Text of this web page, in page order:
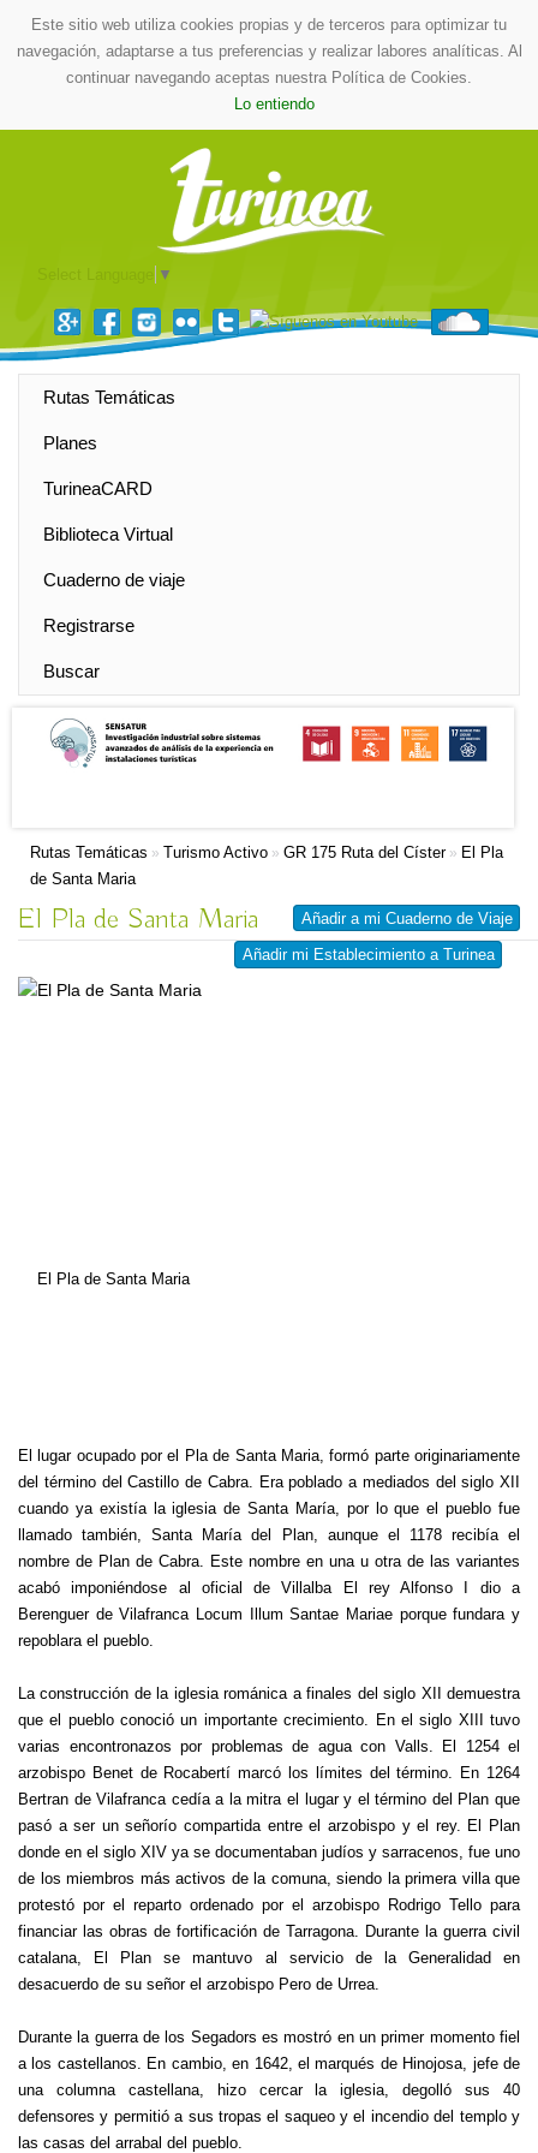
Este sitio web utiliza cookies propias y de terceros para optimizar tu
navegación, adaptarse a tus preferencias y realizar labores analíticas. Al
continuar navegando aceptas nuestra Política de Cookies.
Lo entiendo
▼
Rutas Temáticas
Planes
TurineaCARD
Biblioteca Virtual
Cuaderno de viaje
Registrarse
Buscar
Rutas Temáticas » Turismo Activo » GR 175 Ruta del Císter» El Pla
de Santa Maria
Añadir a mi Cuaderno de Viaje
Añadir mi Establecimiento a Turinea
El Pla de Santa Maria
El Pla de Santa Maria
El lugar ocupado por el Pla de Santa Maria, formó parte originariamente
del término del Castillo de Cabra. Era poblado a mediados del siglo XII
cuando ya existía la iglesia de Santa María, por lo que el pueblo fue
llamado también, Santa María del Plan, aunque el 1178 recibía el
nombre de Plan de Cabra. Este nombre en una u otra de las variantes
acabó imponiéndose al oficial de Villalba El rey Alfonso I dio a
Berenguer de Vilafranca Locum Illum Santae Mariae porque fundara y
repoblara el pueblo.
La construcción de la iglesia románica a finales del siglo XII demuestra
que el pueblo conoció un importante crecimiento. En el siglo XIII tuvo
varias encontronazos por problemas de agua con Valls.
El 1254 el
arzobispo Benet de Rocabertí marcó los límites del término. En 1264
Bertran de Vilafranca cedía a la mitra el lugar y el término del Plan que
pasó a ser un señorío compartida entre el arzobispo y el rey. El Plan
donde en el siglo XIV ya se documentaban judíos y sarracenos, fue uno
de los miembros más activos de la comuna, siendo la primera villa que
protestó por el reparto ordenado por el arzobispo Rodrigo Tello para
financiar las obras de fortificación de Tarragona. Durante la guerra civil
catalana, El Plan se mantuvo al servicio de la Generalidad en
desacuerdo de su señor el arzobispo Pero de Urrea.
Durante la guerra de los Segadors es mostró en un primer momento fiel
a los castellanos. En cambio, en 1642, el marqués de Hinojosa, jefe de
una columna castellana, hizo cercar la iglesia, degolló sus 40
defensores y permitió a sus tropas el saqueo y el incendio del templo y
las casas del arrabal del pueblo.